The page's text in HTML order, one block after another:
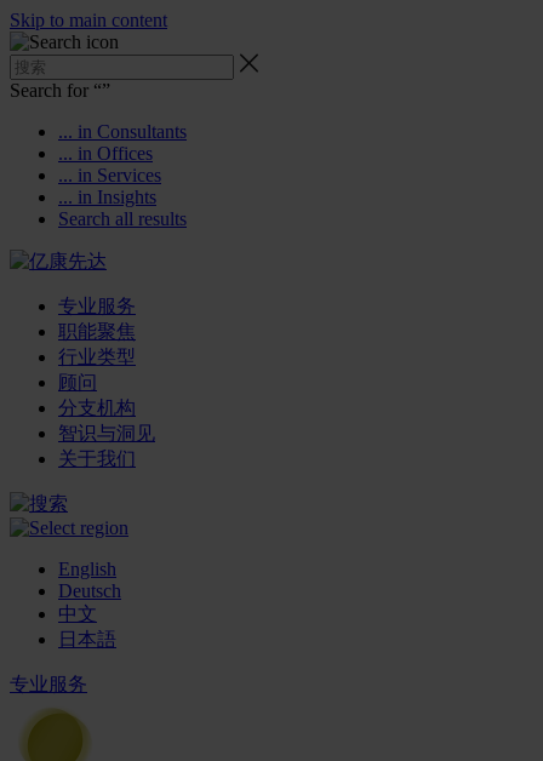
Skip to main content
Search for “”
... in Consultants
... in Offices
... in Services
... in Insights
Search all results
专业服务
职能聚焦
行业类型
顾问
分支机构
智识与洞见
关于我们
English
Deutsch
中文
日本語
专业服务